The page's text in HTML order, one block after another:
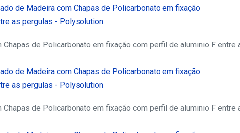
de Policarbonato em fixação com perfil de aluminio F entre
de Policarbonato em fixação com perfil de aluminio F entre